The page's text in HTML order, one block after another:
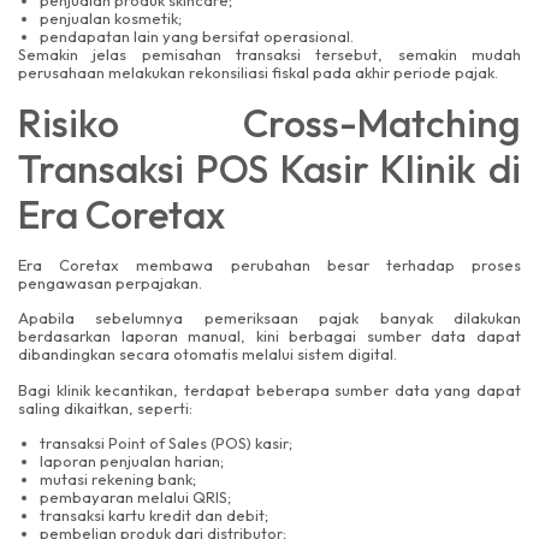
penjualan kosmetik;
pendapatan lain yang bersifat operasional.
Semakin jelas pemisahan transaksi tersebut, semakin mudah
perusahaan melakukan rekonsiliasi fiskal pada akhir periode pajak.
Risiko Cross-Matching
Transaksi POS Kasir Klinik di
Era Coretax
Era Coretax membawa perubahan besar terhadap proses
pengawasan perpajakan.
Apabila sebelumnya pemeriksaan pajak banyak dilakukan
berdasarkan laporan manual, kini berbagai sumber data dapat
dibandingkan secara otomatis melalui sistem digital.
Bagi klinik kecantikan, terdapat beberapa sumber data yang dapat
saling dikaitkan, seperti:
transaksi Point of Sales (POS) kasir;
laporan penjualan harian;
mutasi rekening bank;
pembayaran melalui QRIS;
transaksi kartu kredit dan debit;
pembelian produk dari distributor;